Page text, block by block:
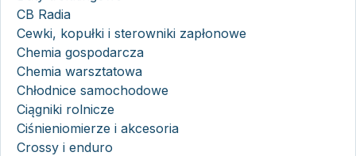
CB Radia
Cewki, kopułki i sterowniki zapłonowe
Chemia gospodarcza
Chemia warsztatowa
Chłodnice samochodowe
Ciągniki rolnicze
Ciśnieniomierze i akcesoria
Crossy i enduro